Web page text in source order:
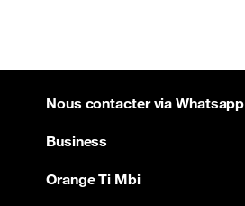
Nous contacter via Whatsapp
Business
Orange Ti Mbi